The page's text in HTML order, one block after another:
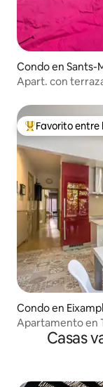
Condo en Sants-
Apart. con
Favorito entre
Favorito entre
Condo en
Apartamento en
terrazaCasas